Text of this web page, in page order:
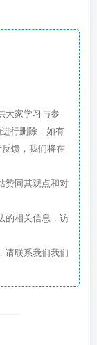
大家学习与参
行删除，如有
馈，我们将在
赞同其观点和对
的相关信息，访
请联系我们我们